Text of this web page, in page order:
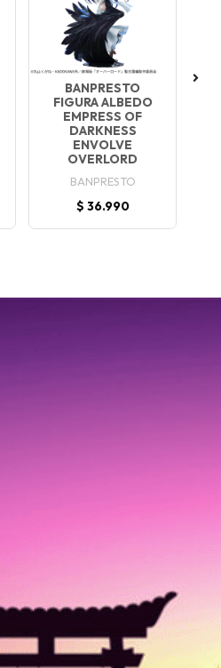
BANPRESTO
FIGURA ALBEDO
EMPRESS OF
DARKNESS
ENVOLVE
OVERLORD
BANPRESTO
$ 36.990